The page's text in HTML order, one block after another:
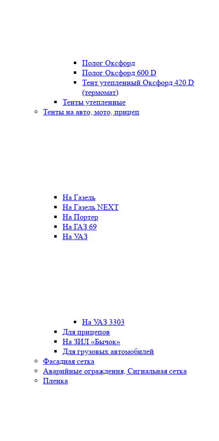
Полог Оксфорд
Полог Оксфорд 600 D
Тент утепленный Оксфорд 420 D
(термомат)
Тенты утепленные
Тенты на авто, мото, прицеп
На Газель
На Газель NEXT
На Портер
На ГАЗ 69
На УАЗ
На УАЗ 3303
Для прицепов
На ЗИЛ «Бычок»
Для грузовых автомобилей
Фасадная сетка
Аварийные ограждения, Сигнальная сетка
Пленка